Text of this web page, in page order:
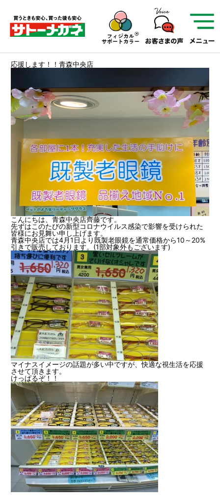
サトーメガネを知る
サトーメガネについて
01 サトーメガネの遠近
02 検査・フィッティング
03 アフターサービス
サービスを知る
遠近両用 フレームについて
レンズ交換 豆知識 レスキュー ご購入の流れ
お知らせ 会社概要
お問い合わせ
採用情報 プライバシーポリシー
応援します！！青森中央店
こんにちは、青森中央店齊藤です。
先ずはこのたびの新型コロナウイルス感染で影響を受けられた
皆様にお見舞い申し上げます。
青森中央店では4月1日より既製老眼鏡を通常価格から10～20%
引きで販売しております。(1部対象外もございます)
マイナスイメージの話題が多い中ですが、快適な視生活を応援
させて頂きます。
けっぱるぞ！！